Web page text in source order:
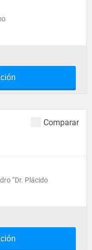
Comparar
“Dr. Plácido